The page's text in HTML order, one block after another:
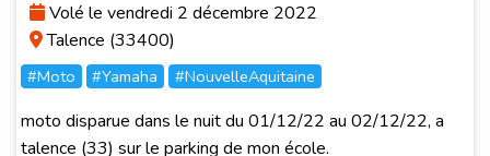
Volé le vendredi 2 décembre 2022
Talence (33400)
#Moto #Yamaha #NouvelleAquitaine
moto disparue dans le nuit du 01/12/22 au 02/12/22, a
talence (33) sur le parking de mon école.